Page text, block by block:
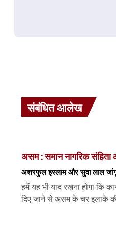
संबंधित आलेख
असम : समान नागरिक संहिता
अशरफुल इस्लाम और सुवा लाल
हमें यह भी याद रखना होगा कि
दिए जाने से असम के चर इलाके